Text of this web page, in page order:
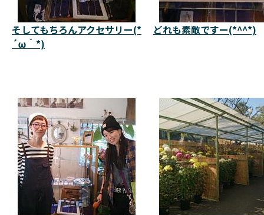
そしてもちろんアクセサリー(*
´ω｀*)
どれも素敵ですー(*^^*)